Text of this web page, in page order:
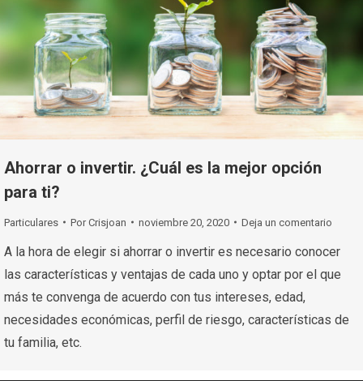
Ahorrar o invertir. ¿Cuál es la mejor opción
para ti?
Particulares PorCrisjoan noviembre 20, 2020 Deja un comentario
A la hora de elegir si ahorrar o invertir es necesario conocer
las características y ventajas de cada uno y optar por el que
más te convenga de acuerdo con tus intereses, edad,
necesidades económicas, perfil de riesgo, características de
tu familia, etc.